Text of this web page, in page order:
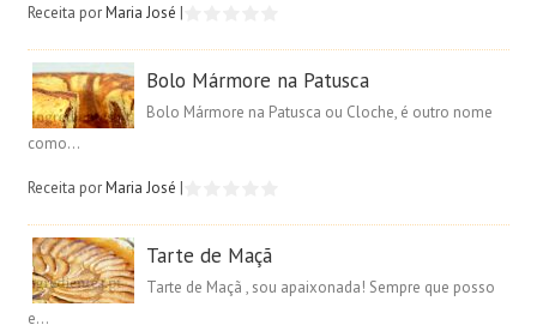
Receita porMaria José |
Bolo Mármore na Patusca
Bolo Mármore na Patusca ou Cloche, é outro nome
como...
Receita porMaria José |
Tarte de Maçã
Tarte de Maçã , sou apaixonada! Sempre que posso
e...